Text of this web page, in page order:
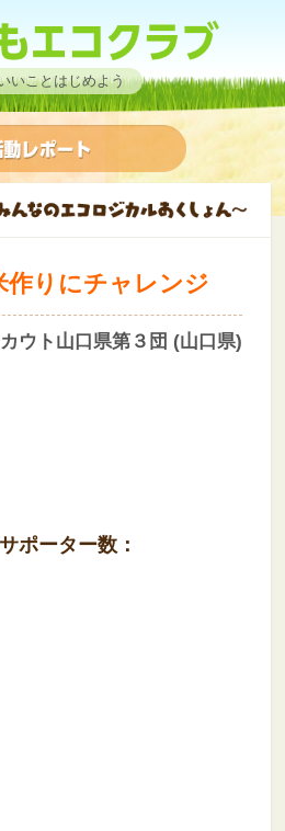
いことはじめよう
作りにチャレンジ
ウト山口県第３団 (山口県)
ポーター数：